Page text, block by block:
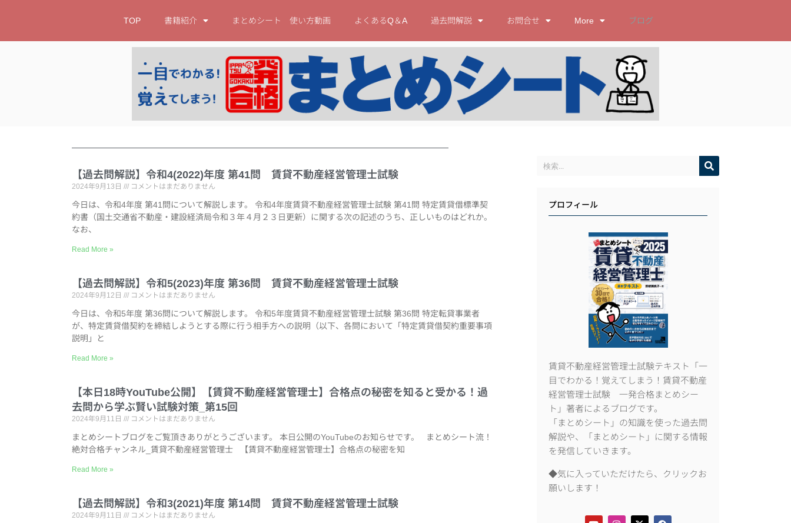
TOP 書籍紹介 まとめシート 使い方動画 よくあるQ＆A 過去問解説 お問合せ More ブログ
【過去問解説】令和4(2022)年度 第41問 賃貸不動産経営管理士試験
2024年9月13日 コメントはまだありません
今日は、令和4年度 第41問について解説します。 令和4年度賃貸不動産経営管理士試験 第41問 特定賃貸借標準契
約書（国土交通省不動産・建設経済局令和３年４月２３日更新）に関する次の記述のうち、正しいものはどれか。
なお、
Read More »
【過去問解説】令和5(2023)年度 第36問 賃貸不動産経営管理士試験
2024年9月12日 コメントはまだありません
今日は、令和5年度 第36問について解説します。 令和5年度賃貸不動産経営管理士試験 第36問 特定転貸事業者
が、特定賃貸借契約を締結しようとする際に行う相手方への説明（以下、各問において「特定賃貸借契約重要事項
説明」と
Read More »
【本日18時YouTube公開】【賃貸不動産経営管理士】合格点の秘密を知ると受かる！過
去問から学ぶ賢い試験対策_第15回
2024年9月11日 コメントはまだありません
まとめシートブログをご覧頂きありがとうございます。 本日公開のYouTubeのお知らせです。 まとめシート流！
絶対合格チャンネル_賃貸不動産経営管理士 【賃貸不動産経営管理士】合格点の秘密を知
Read More »
【過去問解説】令和3(2021)年度 第14問 賃貸不動産経営管理士試験
2024年9月11日 コメントはまだありません
プロフィール
賃貸不動産経営管理士試験テキスト「一
目でわかる！覚えてしまう！賃貸不動産
経営管理士試験 一発合格まとめシー
ト」著者によるブログです。
「まとめシート」の知識を使った過去問
解説や、「まとめシート」に関する情報
を発信していきます。
◆気に入っていただけたら、クリックお
願いします！